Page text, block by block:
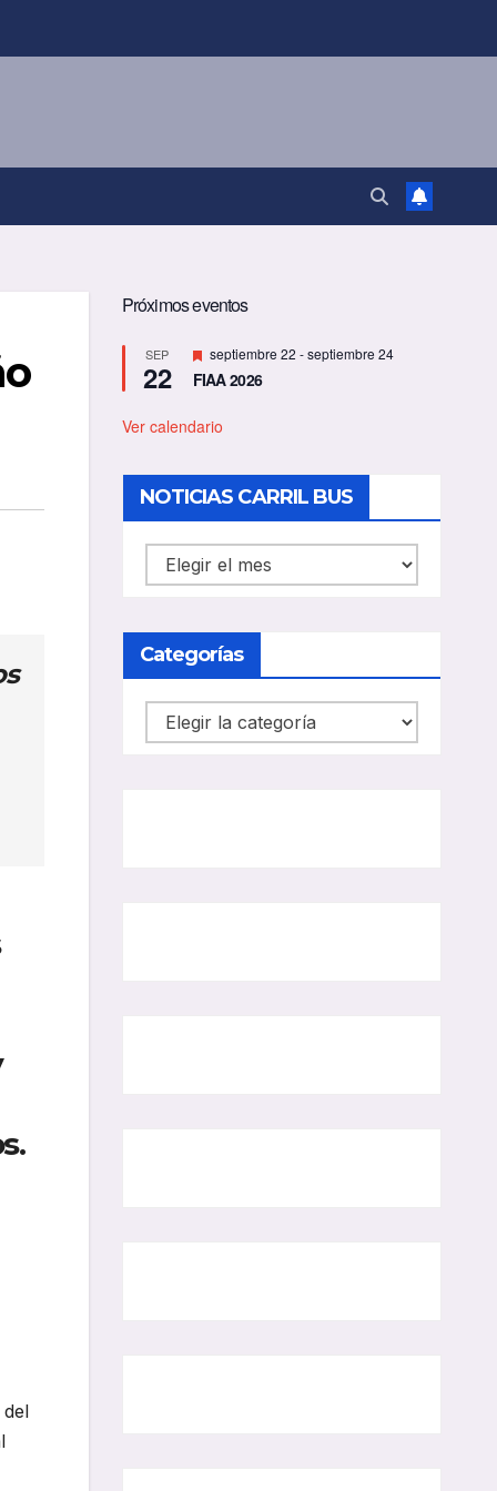
Próximos eventos
SEP
22
D
e
s
a
d
o
septiembre 22 -septiembre 24
FIAA 2026
Ver calendario
NOTICIAS CARRIL BUS
NOTICIAS
CARRIL
Categorías
Categorías